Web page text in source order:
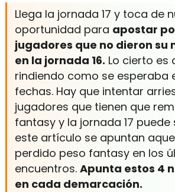
Llega la jornada 17 y toca de
oportunidad para apostar
jugadores que no dieron su
en la jornada 16. Lo cierto es
rindiendo como se esperaba
fechas. Hay que intentar
jugadores que tienen que
fantasy y la jornada 17 puede
este artículo se apuntan
perdido peso fantasy en los
encuentros. Apunta estos 4
en cada demarcación.